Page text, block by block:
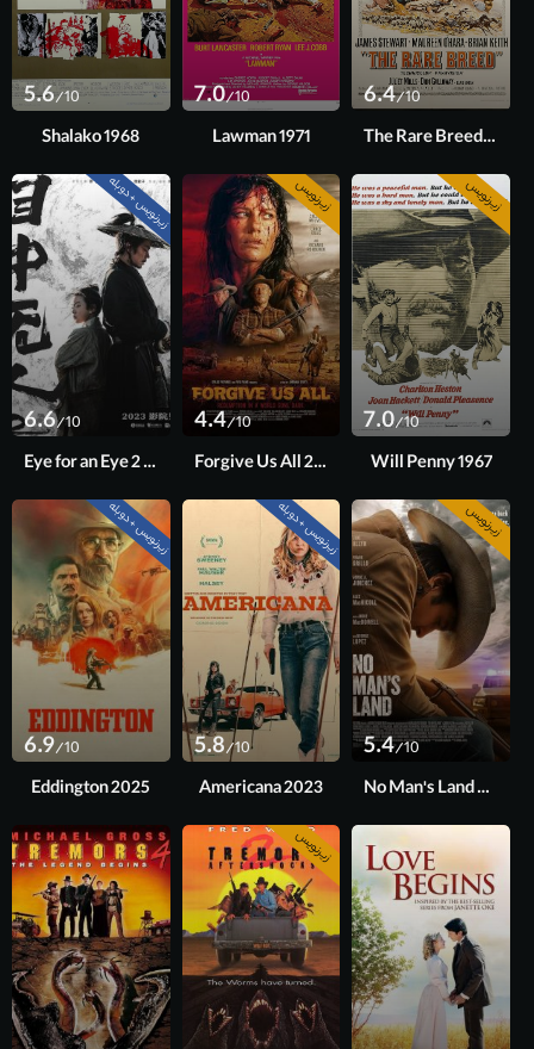
6.4/10
The Rare Breed 1966
7.0/10
Lawman 1971
5.6/10
Shalako 1968
زیرنویس
7.0/10
Will Penny 1967
زیرنویس
4.4/10
Forgive Us All 2025
زیرنویس + دوبله
6.6/10
Eye for an Eye 2 2024
زیرنویس
5.4/10
No Man's Land 2020
زیرنویس + دوبله
5.8/10
Americana 2023
زیرنویس + دوبله
6.9/10
Eddington 2025
زیرنویس